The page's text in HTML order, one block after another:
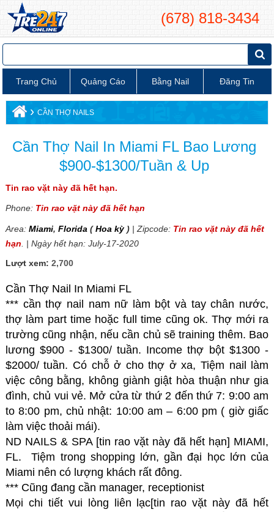
(678) 818-3434
Trang Chủ Quảng Cáo Bằng Nail Đăng Tin
› CẦN THỢ NAILS
Cần Thợ Nail In Miami FL Bao Lương
$900-$1300/Tuần & Up
Tin rao vặt này đã hết hạn.
Phone: Tin rao vặt này đã hết hạn
Area: Miami, Florida (Hoa kỳ)| Zipcode: Tin rao vặt này đã hết
hạn . | Ngày hết hạn: July-17-2020
Lượt xem: 2,700
Cần Thợ Nail In Miami FL
*** cần thợ nail nam nữ làm bột và tay chân nước,
thợ làm part time hoặc full time cũng ok. Thợ mới ra
trường cũng nhận, nếu cần chủ sẽ training thêm. Bao
lương $900 - $1300/ tuần. Income thợ bột $1300 -
$2000/ tuần. Có chỗ ở cho thợ ở xa, Tiệm nail làm
việc công bằng, không giành giật hòa thuận như gia
đình, chủ vui vẻ. Mở cửa từ thứ 2 đến thứ 7: 9:00 am
to 8:00 pm, chủ nhật: 10:00 am – 6:00 pm ( giờ giấc
làm việc thoải mái).
ND NAILS & SPA [tin rao vặt này đã hết hạn] MIAMI,
FL. Tiệm trong shopping lớn, gần đại học lớn của
Miami nên có lượng khách rất đông.
*** Cũng đang cần manager, receptionist
Mọi chi tiết vui lòng liên lạc[tin rao vặt này đã hết